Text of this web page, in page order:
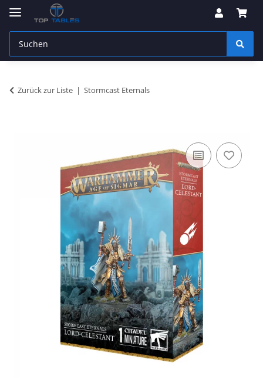
Zurück zur Liste Stormcast Eternals